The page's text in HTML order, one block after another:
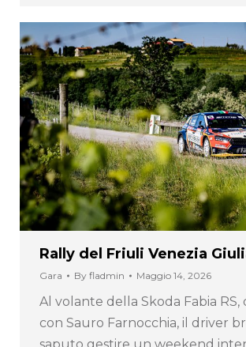
Rally del Friuli Venezia
Gara By fladmin Maggio 14, 2026
Al volante della Skoda Fabia RS,
con Sauro Farnocchia, il driver